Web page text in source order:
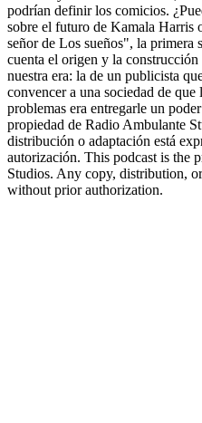
podrían definir los comicios.
sobre el futuro de Kamala Harris
señor de Los sueños", la primera
cuenta el origen y la
nuestra era: la de un publicista
convencer a una sociedad de
problemas era entregarle un
propiedad de Radio Ambulante
distribución o adaptación está
autorización. This podcast is the
Studios. Any copy, distribution,
without prior authorization.